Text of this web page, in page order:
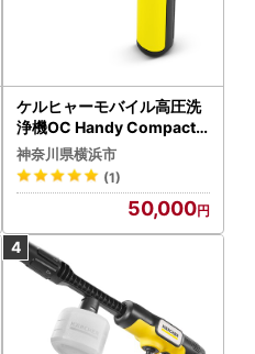
ケルヒャーモバイル高圧洗
浄機OC Handy Compact
（ハンディエア） APV000
7
神奈川県横浜市
(1)
50,000